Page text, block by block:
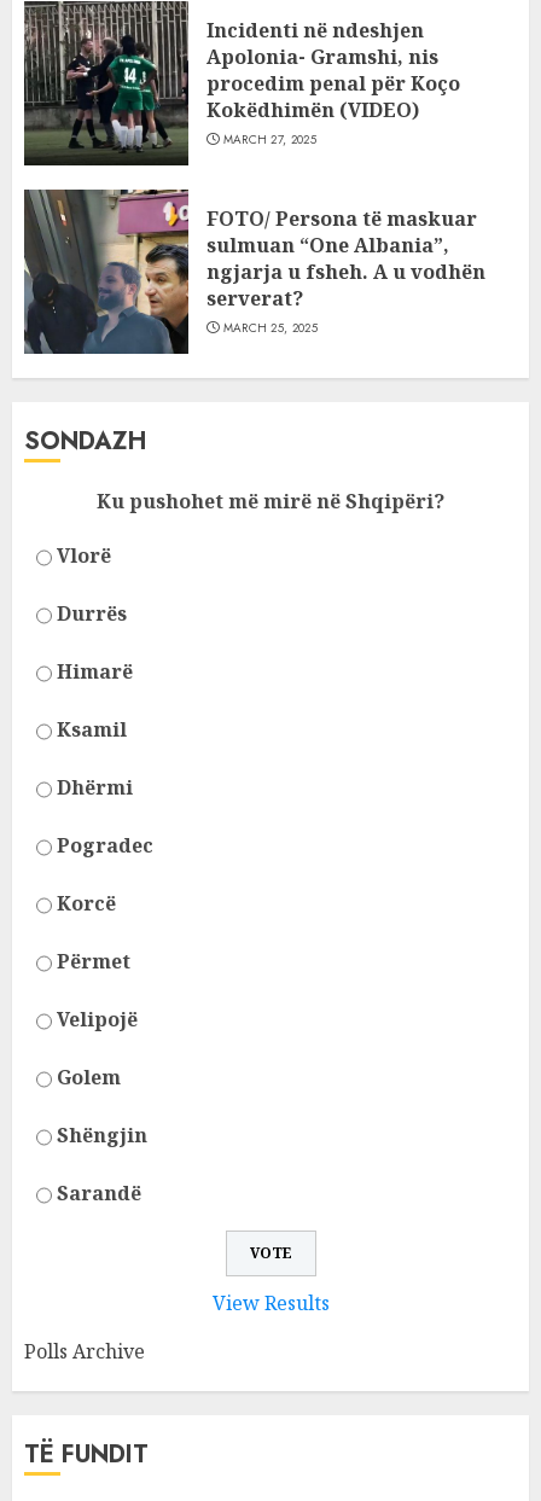
Incidenti në ndeshjen
Apolonia- Gramshi, nis
procedim penal për Koço
Kokëdhimën (VIDEO)
MARCH 27, 2025
FOTO/ Persona të maskuar
sulmuan “One Albania”,
ngjarja u fsheh. A u vodhën
serverat?
MARCH 25, 2025
SONDAZH
Ku pushohet më mirë në Shqipëri?
Vlorë
Durrës
Himarë
Ksamil
Dhërmi
Pogradec
Korcë
Përmet
Velipojë
Golem
Shëngjin
Sarandë
View Results
Polls Archive
TË FUNDIT